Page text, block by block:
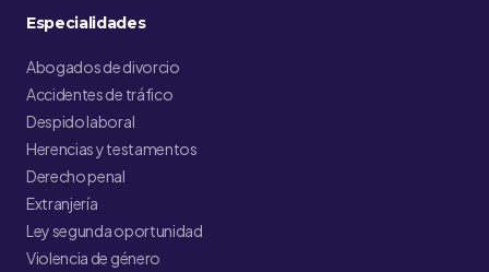
Especialidades
Abogados de divorcio
Accidentes de tráfico
Despido laboral
Herencias y testamentos
Derecho penal
Extranjería
Ley segunda oportunidad
Violencia de género